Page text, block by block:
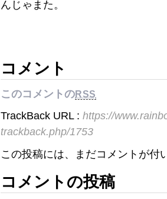
んじゃまた。
コメント
このコメントのRSS
TrackBack URL : https://
trackback.php/1753
この投稿には、まだコメントが付
コメントの投稿